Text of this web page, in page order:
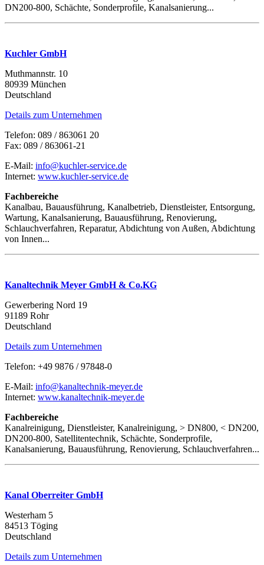
DN200-800, Schächte, Sonderprofile, Kanalsanierung...
Kuchler GmbH
Muthmannstr. 10
80939 München
Deutschland
Details zum Unternehmen
Telefon: 089 / 863061 20
Fax: 089 / 863061-21
E-Mail: info@kuchler-service.de
Internet: www.kuchler-service.de
Fachbereiche
Kanalbau, Bauausführung, Kanalbetrieb, Dienstleister, Entsorgung,
Wartung, Kanalsanierung, Bauausführung, Renovierung,
Schlauchverfahren, Reparatur, Abdichtung von Außen, Abdichtung
von Innen...
Kanaltechnik Meyer GmbH & Co.KG
Gewerbering Nord 19
91189 Rohr
Deutschland
Details zum Unternehmen
Telefon: +49 9876 / 97848-0
E-Mail: info@kanaltechnik-meyer.de
Internet: www.kanaltechnik-meyer.de
Fachbereiche
Kanalreinigung, Dienstleister, Kanalreinigung, > DN800, < DN200,
DN200-800, Satellitentechnik, Schächte, Sonderprofile,
Kanalsanierung, Bauausführung, Renovierung, Schlauchverfahren...
Kanal Oberreiter GmbH
Westerham 5
84513 Töging
Deutschland
Details zum Unternehmen